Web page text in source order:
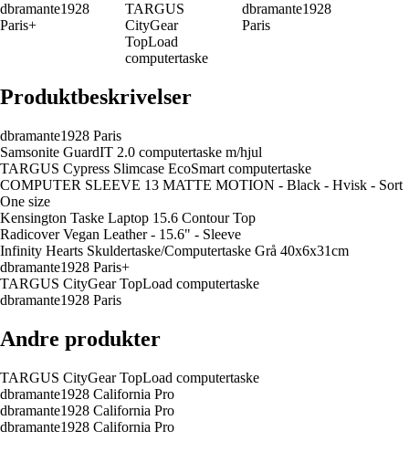
dbramante1928
Paris+
TARGUS
CityGear
TopLoad
computertaske
dbramante1928
Paris
Produktbeskrivelser
dbramante1928 Paris
Samsonite GuardIT 2.0 computertaske m/hjul
TARGUS Cypress Slimcase EcoSmart computertaske
COMPUTER SLEEVE 13 MATTE MOTION - Black - Hvisk - Sort
One size
Kensington Taske Laptop 15.6 Contour Top
Radicover Vegan Leather - 15.6" - Sleeve
Infinity Hearts Skuldertaske/Computertaske Grå 40x6x31cm
dbramante1928 Paris+
TARGUS CityGear TopLoad computertaske
dbramante1928 Paris
Andre produkter
TARGUS CityGear TopLoad computertaske
dbramante1928 California Pro
dbramante1928 California Pro
dbramante1928 California Pro